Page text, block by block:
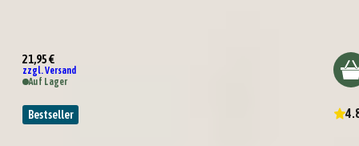
21,95 €
zzgl. Versand
Auf Lager
Bestseller